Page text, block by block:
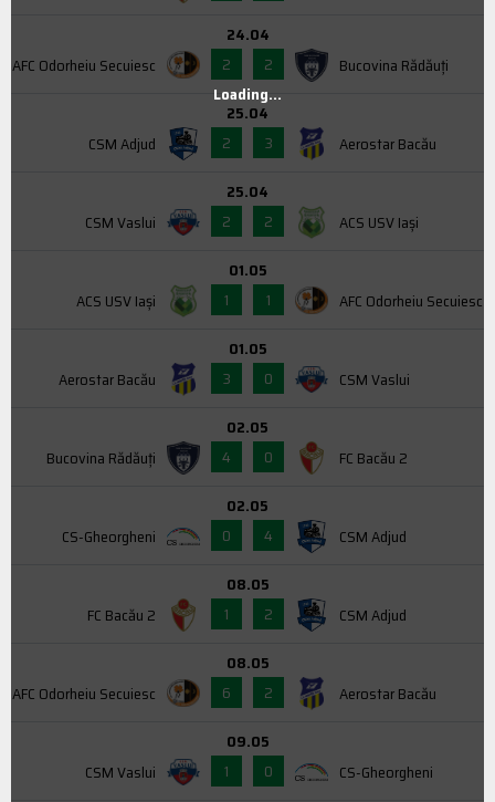
AFC Odorheiu Secuiesc
24.04
2
2 Bucovina Rădăuți
CSM Adjud
25.04
2
3 Aerostar Bacău
CSM Vaslui
25.04
2
2 ACS USV Iaşi
ACS USV Iaşi
01.05
1
1 AFC Odorheiu Secuiesc
Aerostar Bacău
01.05
3
0 CSM Vaslui
Bucovina Rădăuți
02.05
4
0 FC Bacău 2
CS-Gheorgheni
02.05
0
4 CSM Adjud
FC Bacău 2
08.05
1
2 CSM Adjud
AFC Odorheiu Secuiesc
08.05
6
2 Aerostar Bacău
CSM Vaslui
09.05
1
0 CS-Gheorgheni
Loading...